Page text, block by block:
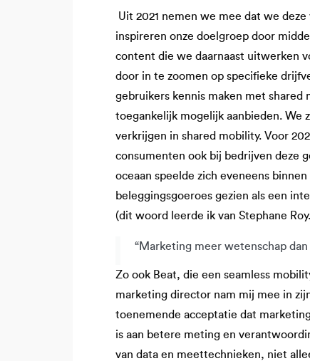
Uit 2021 nemen we mee dat we
inspireren onze doelgroep door
content die we daarnaast uitwerken
door in te zoomen op specifieke
gebruikers kennis maken met
toegankelijk mogelijk aanbieden. We
verkrijgen in shared mobility. Voor
consumenten ook bij bedrijven deze
oceaan speelde zich eveneens
beleggingsgoeroes gezien als een
(dit woord leerde ik van Stephane
“Marketing meer wetenschap dan
Zo ook Beat, die een seamless
marketing director nam mij mee in
toenemende acceptatie dat
is aan betere meting en
van data en meettechnieken, niet